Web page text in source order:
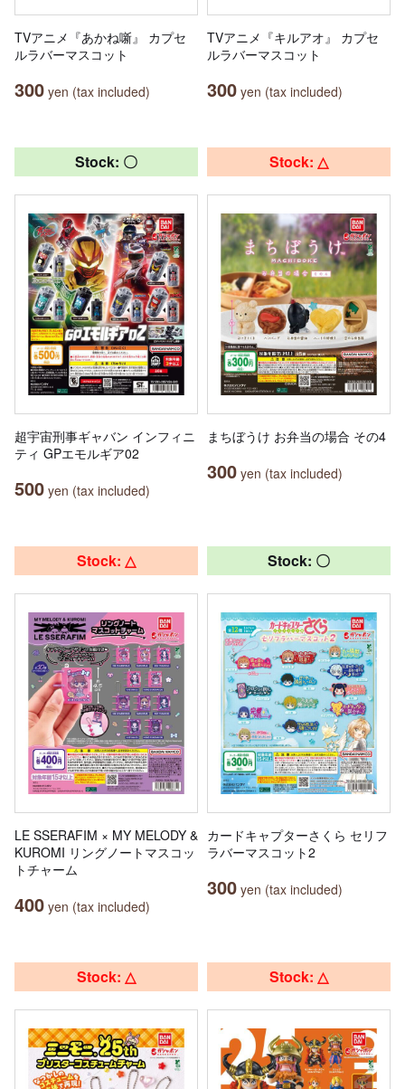
TVアニメ『あかね噺』 カプセ
ルラバーマスコット
300 yen (tax included)
TVアニメ『キルアオ』 カプセ
ルラバーマスコット
300 yen (tax included)
Stock: 〇
超宇宙刑事ギャバン インフィニ
ティ GPエモルギア02
500 yen (tax included)
Stock: △
まちぼうけ お弁当の場合 その4
300 yen (tax included)
Stock: △
LE SSERAFIM × MY MELODY &
KUROMI リングノートマスコッ
トチャーム
400 yen (tax included)
Stock: 〇
カードキャプターさくら セリフ
ラバーマスコット2
300 yen (tax included)
Stock: △ Stock: △